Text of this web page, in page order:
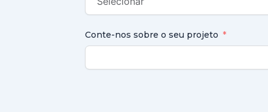
Conte-nos sobre o seu projeto